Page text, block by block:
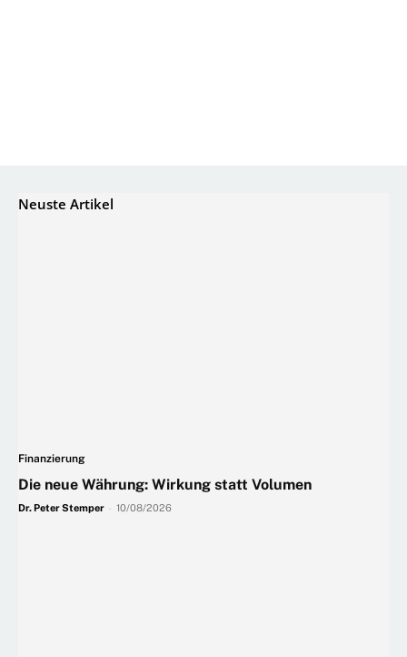
Neuste Artikel
Finanzierung
Die neue Währung: Wirkung statt Volumen
Dr. Peter Stemper 10/08/2026